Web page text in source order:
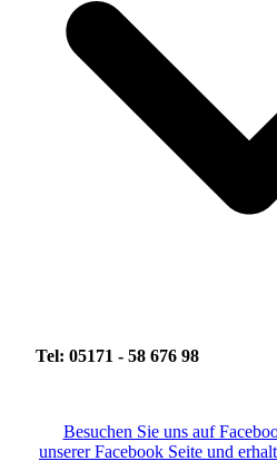
Tel: 05171 - 58 676 98
Besuchen Sie uns auf
unserer Facebook Seite und